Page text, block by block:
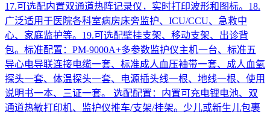
17.可选配内置双通道热阵记录仪，实时打印波形和图标。18.
广泛适用于医院各科室病房床旁监护、ICU/CCU、急救中
心、家庭监护等。19.可选配壁挂支架、移动支架、出诊背
包。标准配置：PM-9000A+多参数监护仪主机一台、标准五
导心电导联连接电缆一套、标准成人血压袖带一套、成人血氧
探头一套、体温探头一套、电源插头线一根、地线一根、使用
说明书一本、三证一套。 选配配置：内置可充电锂电池、双
通道热敏打印机、监护仪推车/支架/挂架。少儿或新生儿包裹